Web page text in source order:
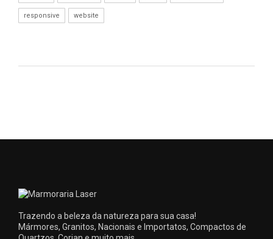
responsive website
Trazendo a beleza da natureza para sua casa!
Mármores, Granitos, Nacionais e Importatos, Compactos de